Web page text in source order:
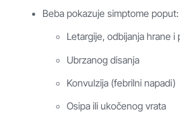
Beba pokazuje simptome poput:
Letargije, odbijanja hrane i
Ubrzanog disanja
Konvulzija (febrilni napadi)
Osipa ili ukočenog vrata